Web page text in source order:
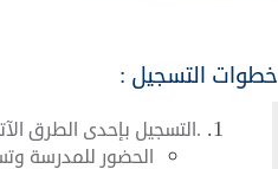
خطوات التسجيل :
.التسجيل بإحدى الطرق
الحضور للمدرسة